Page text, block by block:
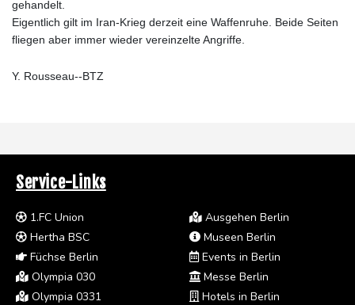
gehandelt.
Eigentlich gilt im Iran-Krieg derzeit eine Waffenruhe. Beide Seiten
fliegen aber immer wieder vereinzelte Angriffe.
Y. Rousseau--BTZ
Service-Links
1.FC Union
Hertha BSC
Füchse Berlin
Olympia 030
Olympia 0331
Ausgehen Berlin
Museen Berlin
Events in Berlin
Messe Berlin
Hotels in Berlin